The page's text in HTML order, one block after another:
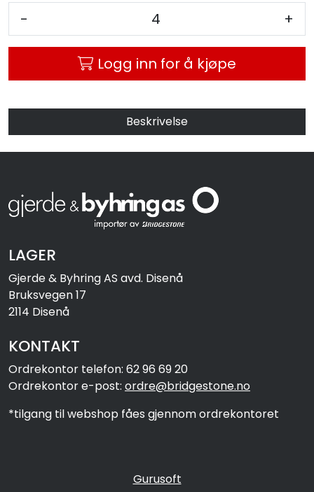
- +
Logg inn for å kjøpe
Beskrivelse
LAGER
Gjerde & Byhring AS avd. Disenå
Bruksvegen 17
2114 Disenå
KONTAKT
Ordrekontor telefon: 62 96 69 20
Ordrekontor e-post: ordre@bridgestone.no
*tilgang til webshop fåes gjennom ordrekontoret
Gurusoft